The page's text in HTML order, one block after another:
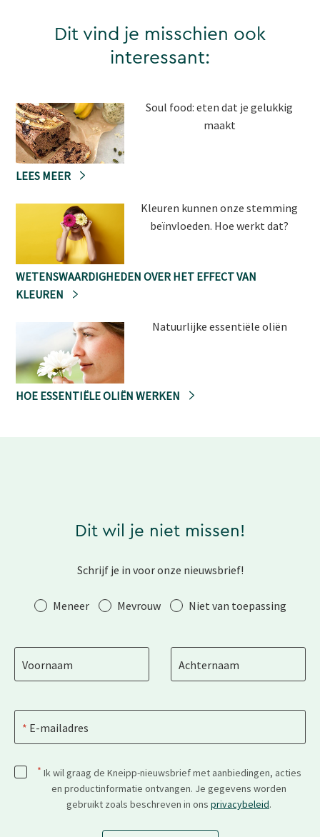
Dit vind je misschien ook
interessant:
Soul food: eten dat je gelukkig
maakt
LEES MEER
Kleuren kunnen onze stemming
beïnvloeden. Hoe werkt dat?
WETENSWAARDIGHEDEN OVER HET EFFECT VAN
KLEUREN
Natuurlijke essentiële oliën
HOE ESSENTIËLE OLIËN WERKEN
Dit wil je niet missen!
Schrijf je in voor onze nieuwsbrief!
AanhefMeneer Mevrouw Niet van toepassing
Voornaam Achternaam
E-mailadres
* Ik wil graag de Kneipp-nieuwsbrief met aanbiedingen, acties
en productinformatie ontvangen. Je gegevens worden
gebruikt zoals beschreven in ons privacybeleid.